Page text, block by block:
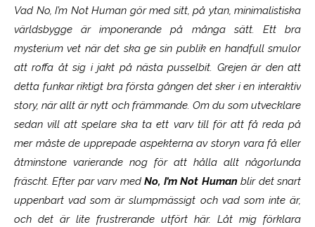
Vad No, I’m Not Human gör med sitt, på ytan, minimalistiska
världsbygge är imponerande på många sätt. Ett bra
mysterium vet när det ska ge sin publik en handfull smulor
att roffa åt sig i jakt på nästa pusselbit. Grejen är den att
detta funkar riktigt bra första gången det sker i en interaktiv
story, när allt är nytt och främmande. Om du som utvecklare
sedan vill att spelare ska ta ett varv till för att få reda på
mer måste de upprepade aspekterna av storyn vara få eller
åtminstone varierande nog för att hålla allt någorlunda
fräscht. Efter par varv medNo, I’m Not Human blir det snart
uppenbart vad som är slumpmässigt och vad som inte är,
och det är lite frustrerande utfört här. Låt mig förklara